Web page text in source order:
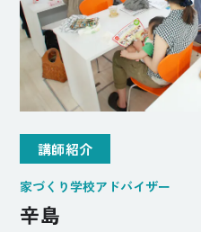
講師紹介
家づくり学校アドバイザー
辛島